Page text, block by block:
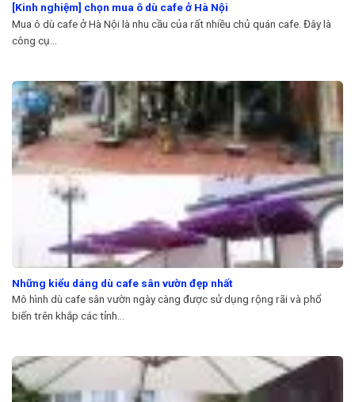
[Kinh nghiệm] chọn mua ô dù cafe ở Hà Nội
Mua ô dù cafe ở Hà Nội là nhu cầu của rất nhiều chủ quán cafe. Đây là
công cụ...
Những kiểu dáng dù cafe sân vườn đẹp nhất
Mô hình dù cafe sân vườn ngày càng được sử dụng rộng rãi và phổ
biến trên khắp các tỉnh...